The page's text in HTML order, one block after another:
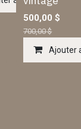
500,00 $
700,00$
Ajouter